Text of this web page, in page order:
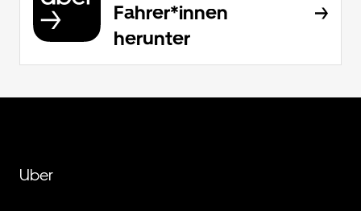
Fahrer*innen
herunter
Uber